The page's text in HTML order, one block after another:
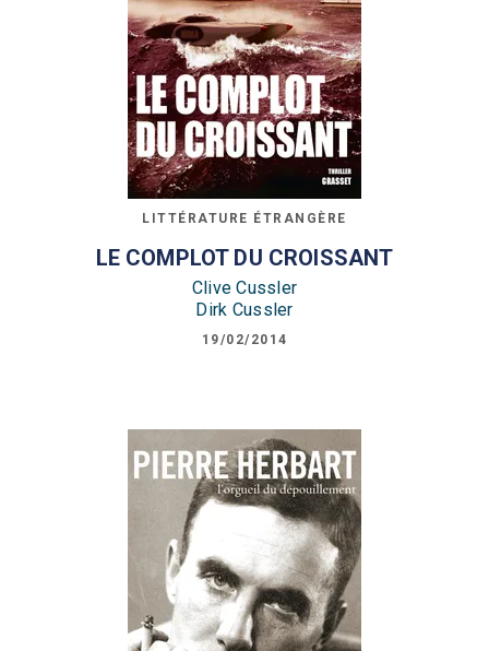
LITTÉRATURE ÉTRANGÈRE
LE COMPLOT DU CROISSANT
Clive Cussler
Dirk Cussler
19/02/2014